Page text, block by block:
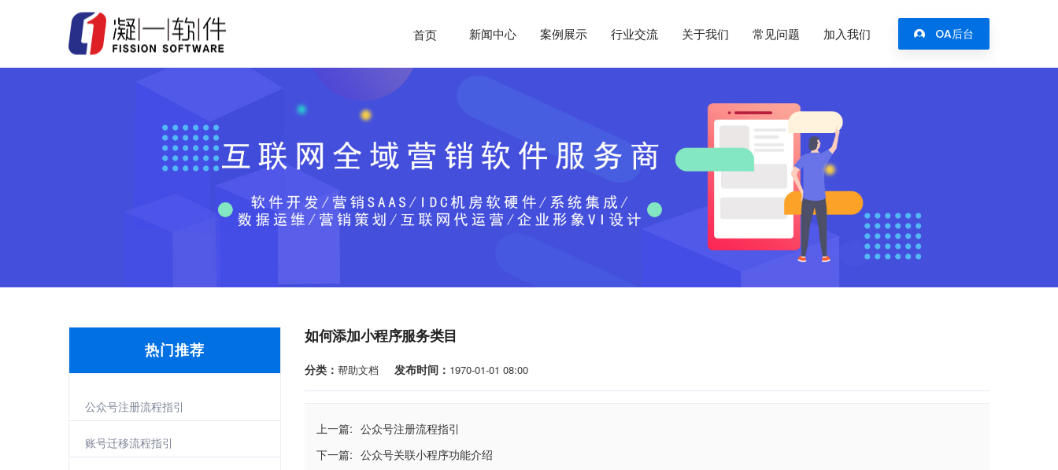
首页 新闻中心 案例展示 行业交流 关于我们 常见问题 加入我们 OA后台
如何添加小程序服务类目
分类： 帮助文档 发布时间： 1970-01-01 08:00
上一篇: 公众号注册流程指引
下一篇: 公众号关联小程序功能介绍
热门推荐
公众号注册流程指引
账号迁移流程指引